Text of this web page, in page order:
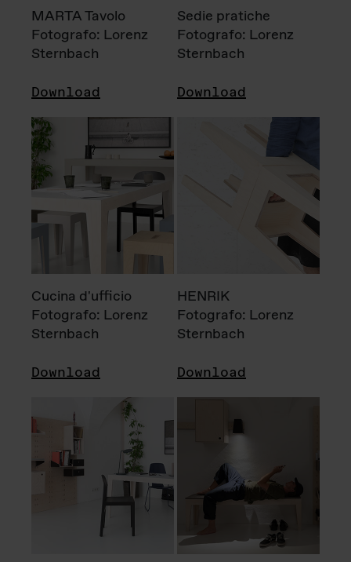
MARTA Tavolo
Fotografo: Lorenz
Sternbach
Download
Sedie pratiche
Fotografo: Lorenz
Sternbach
Download
Cucina d'ufficio
Fotografo: Lorenz
Sternbach
Download
HENRIK
Fotografo: Lorenz
Sternbach
Download